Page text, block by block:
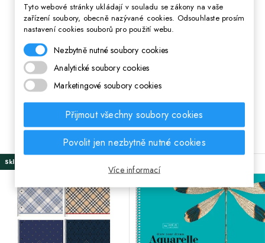
Parametry
Pre Dievča,Chlapec,Unisex
EAN
MOHLO BY VÁS TAKÉ ZAJÍMAT
Skladem
Tyto webové stránky ukládají v souladu se zákony na vaše
zařízení soubory, obecně nazývané cookies. Odsouhlaste prosím
nastavení cookies souborů pro použití webu.
Nezbytně nutné soubory cookies
Analytické soubory cookies
Marketingové soubory cookies
Přijmout všechny soubory cookies
Povolit jen nezbytně nutné cookies
Více informací